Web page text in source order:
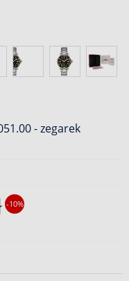
- zegarek
-10%